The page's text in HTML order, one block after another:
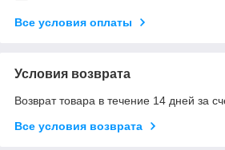
Все условия оплаты
Условия возврата
Возврат товара в течение 14 дней за
Все условия возврата